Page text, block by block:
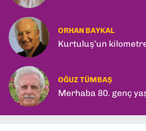
ORHAN BAYKAL
Kurtuluş’un
OĞUZ TÜMBAŞ
Merhaba 80. genç